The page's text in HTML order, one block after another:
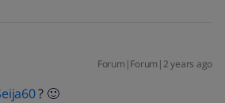
Forum|Forum|2 years ago
? 🙂